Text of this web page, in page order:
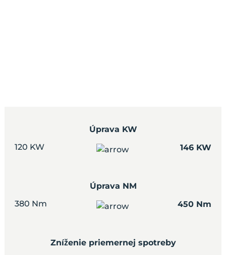
Úprava KW
120 KW
146 KW
Úprava NM
380 Nm
450 Nm
Zníženie priemernej spotreby